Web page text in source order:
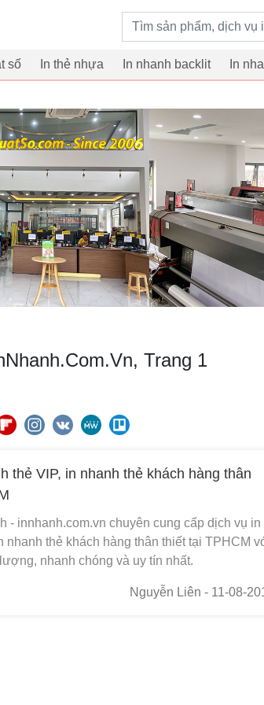
Từ khoá tìm kiếm
số In thẻ nhựa In nhanh backlit In
Trang 1
thẻ VIP, in nhanh thẻ khách hàng thân
- innhanh.com.vn chuyên cung cấp dịch vụ in
nhanh thẻ khách hàng thân thiết tại TPHCM
nhanh chóng và uy tín nhất.
Nguyễn Liên - 11-08-